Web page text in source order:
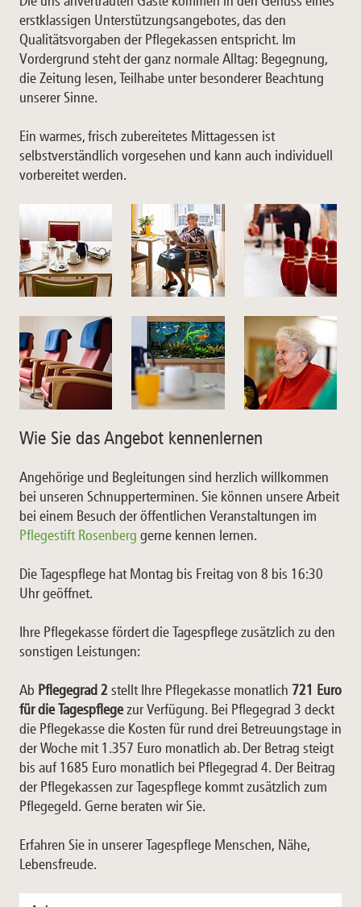
erstklassigen Unterstützungsangebotes, das den
Qualitätsvorgaben der Pflegekassen entspricht. Im
Vordergrund steht der ganz normale Alltag: Begegnung,
die Zeitung lesen, Teilhabe unter besonderer Beachtung
unserer Sinne.
Ein warmes, frisch zubereitetes Mittagessen ist
selbstverständlich vorgesehen und kann auch individuell
vorbereitet werden.
Wie Sie das Angebot kennenlernen
Angehörige und Begleitungen sind herzlich willkommen
bei unseren Schnupperterminen. Sie können unsere Arbeit
bei einem Besuch der öffentlichen Veranstaltungen im
Pflegestift Rosenberg gerne kennen lernen.
Die Tagespflege hat Montag bis Freitag von 8 bis 16:30
Uhr geöffnet.
Ihre Pflegekasse fördert die Tagespflege zusätzlich zu den
sonstigen Leistungen:
Ab Pflegegrad 2 stellt Ihre Pflegekasse monatlich 721 Euro
für die Tagespflegezur Verfügung. Bei Pflegegrad 3 deckt
die Pflegekasse die Kosten für rund drei Betreuungstage in
der Woche mit 1.357 Euro monatlich ab. Der Betrag steigt
bis auf 1685 Euro monatlich bei Pflegegrad 4. Der Beitrag
der Pflegekassen zur Tagespflege kommt zusätzlich zum
Pflegegeld. Gerne beraten wir Sie.
Erfahren Sie in unserer Tagespflege Menschen, Nähe,
Lebensfreude.